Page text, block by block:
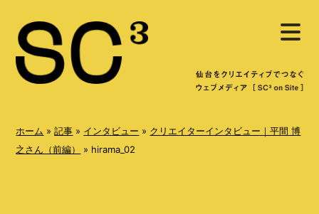
メ
ニ
を
開
く
ホーム »記事 » インタビュー » クリエイターインタビュー｜平間 博
之さん（前編）
» hirama_02